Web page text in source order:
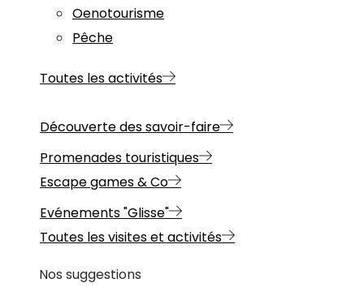
Oenotourisme
Pêche
Toutes les activités
Découverte des savoir-faire
Promenades touristiques
Escape games & Co
Evénements "Glisse"
Toutes les visites et activités
Nos suggestions